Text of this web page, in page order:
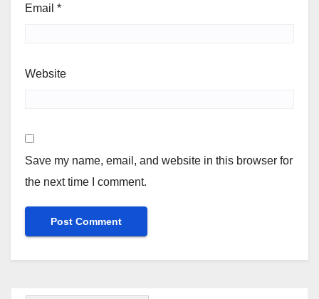
Email *
Website
Save my name, email, and website in this browser for
the next time I comment.